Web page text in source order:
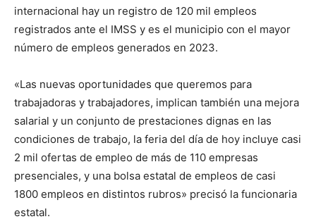
internacional hay un registro de 120 mil empleos
registrados ante el IMSS y es el municipio con el mayor
número de empleos generados en 2023.
«Las nuevas oportunidades que queremos para
trabajadoras y trabajadores, implican también una mejora
salarial y un conjunto de prestaciones dignas en las
condiciones de trabajo, la feria del día de hoy incluye casi
2 mil ofertas de empleo de más de 110 empresas
presenciales, y una bolsa estatal de empleos de casi
1800 empleos en distintos rubros» precisó la funcionaria
estatal.